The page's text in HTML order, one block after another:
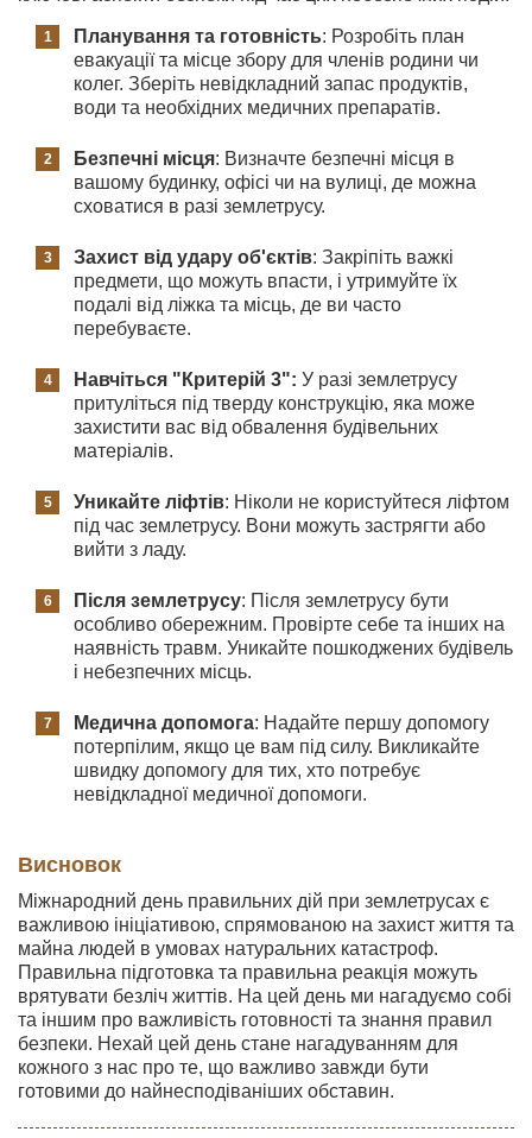
Планування та готовність: Розробіть план
евакуації та місце збору для членів родини чи
колег. Зберіть невідкладний запас продуктів,
води та необхідних медичних препаратів.
Безпечні місця: Визначте безпечні місця в
вашому будинку, офісі чи на вулиці, де можна
сховатися в разі землетрусу.
Захист від удару об'єктів: Закріпіть важкі
предмети, що можуть впасти, і утримуйте їх
подалі від ліжка та місць, де ви часто
перебуваєте.
Навчіться "Критерій 3": У разі землетрусу
притуліться під тверду конструкцію, яка може
захистити вас від обвалення будівельних
матеріалів.
Уникайте ліфтів: Ніколи не користуйтеся ліфтом
під час землетрусу. Вони можуть застрягти або
вийти з ладу.
Після землетрусу: Після землетрусу бути
особливо обережним. Провірте себе та інших на
наявність травм. Уникайте пошкоджених будівель
і небезпечних місць.
Медична допомога: Надайте першу допомогу
потерпілим, якщо це вам під силу. Викликайте
швидку допомогу для тих, хто потребує
невідкладної медичної допомоги.
Висновок
Міжнародний день правильних дій при землетрусах є
важливою ініціативою, спрямованою на захист життя та
майна людей в умовах натуральних катастроф.
Правильна підготовка та правильна реакція можуть
врятувати безліч життів. На цей день ми нагадуємо собі
та іншим про важливість готовності та знання правил
безпеки. Нехай цей день стане нагадуванням для
кожного з нас про те, що важливо завжди бути
готовими до найнесподіваніших обставин.